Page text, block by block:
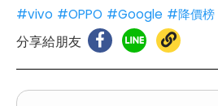
#vivo #OPPO #Google #降價榜
分享給朋友